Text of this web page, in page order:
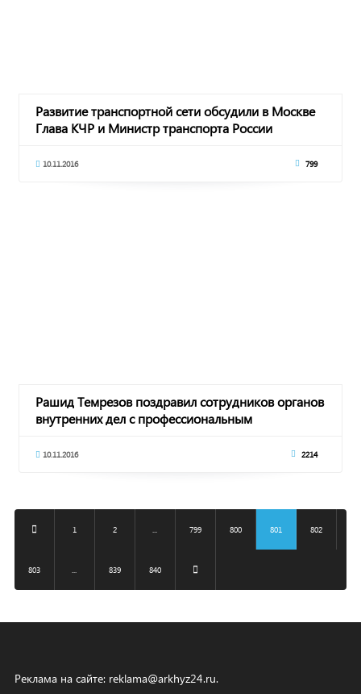
Развитие транспортной сети обсудили в Москве
Глава КЧР и Министр транспорта России
10.11.2016 799
Рашид Темрезов поздравил сотрудников органов
внутренних дел с профессиональным
10.11.2016 2214
1 2 799 800 801 802
803 839 840
Реклама на сайте: reklama@arkhyz24.ru.